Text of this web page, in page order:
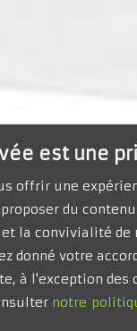
est une
offrir une
du
la convivialité
donné votre
à l'exception
notre